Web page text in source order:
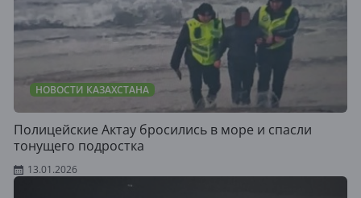
НОВОСТИ КАЗАХСТАНА
Полицейские Актау бросились в море и спасли
тонущего подростка
13.01.2026